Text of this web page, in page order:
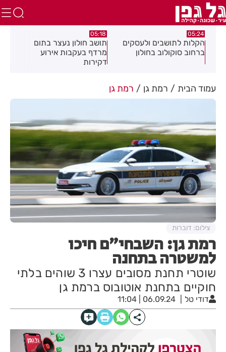
05:24
הקלות לתושבים ולעסקים
ברחוב סוקולוב בחולון
05:18
תושב חולון נעצר בתום
מרדף בעקבות אירוע
דקירות
עמוד הבית רמת גן רמת גן
רמת גן: השבחי״ם חיכו
למשטרה בתחנה
שוטרי תחנת מסובים עצרו 3 שוהים בלתי
חוקיים בתחנת אוטובוס ברמת גן
דודי טל 06.09.24 | 11:04
צילום: דוברות